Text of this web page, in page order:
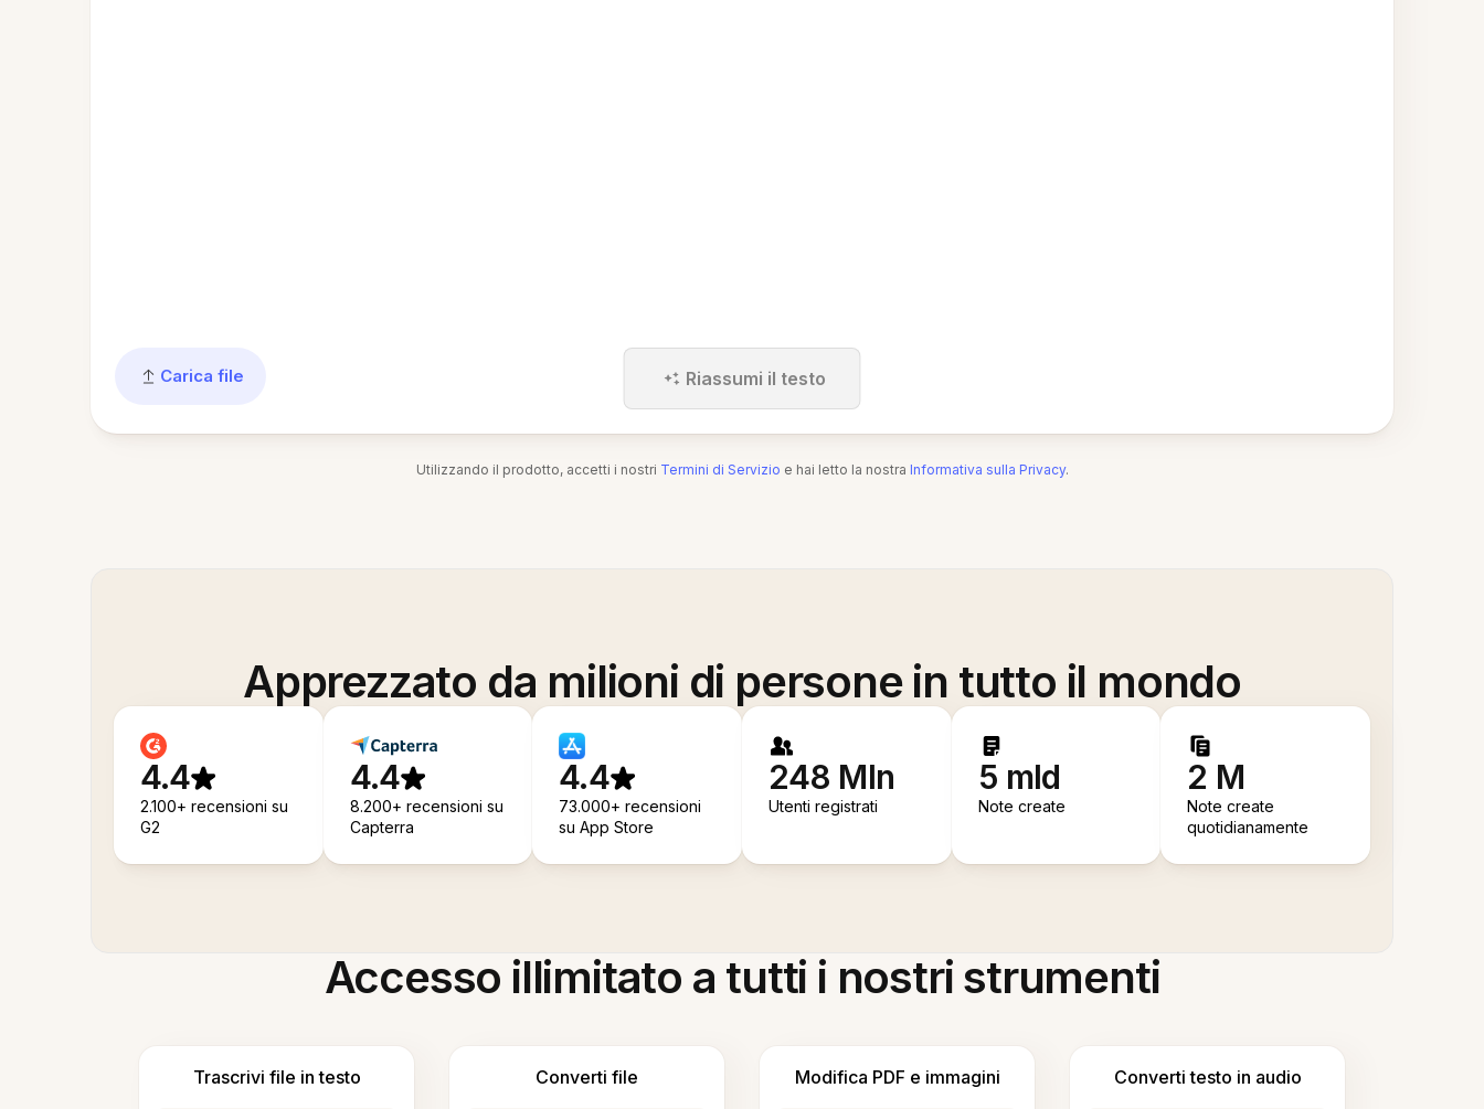
Carica file Riassumi il testo
Utilizzando il prodotto, accetti i nostri Termini di Servizio e hai letto la nostra Informativa sulla Privacy.
Apprezzato da milioni di persone in tutto il mondo
4.4
2.100+ recensioni su
G2
4.4
8.200+ recensioni su
Capterra
4.4
73.000+ recensioni
su App Store
248 Mln
Utenti registrati
5 mld
Note create
2 M
Note create
quotidianamente
Accesso illimitato a tutti i nostri strumenti
Trascrivi file in testo Converti file Modifica PDF e immagini Converti testo in audio